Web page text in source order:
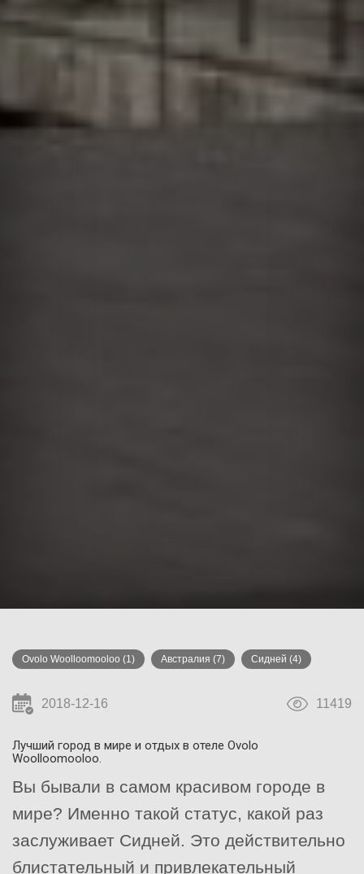
Ovolo Woolloomooloo (1) Австралия (7) Сидней (4)
2018-12-16 11419
Лучший город в мире и отдых в отеле Ovolo
Woolloomooloo.
Вы бывали в самом красивом городе в
мире? Именно такой статус, какой раз
заслуживает Сидней. Это действительно
блистательный и привлекательный